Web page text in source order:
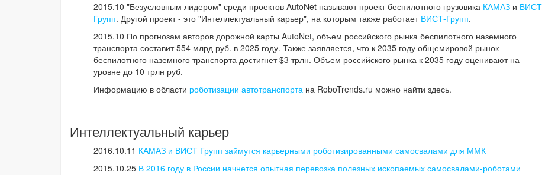
2015.10 "Безусловным лидером" среди проектов AutoNet называют проект беспилотного грузовика КАМАЗ и ВИСТ-
Групп. Другой проект - это "Интеллектуальный карьер", на которым также работает ВИСТ-Групп.
2015.10 По прогнозам авторов дорожной карты AutoNet, объем российского рынка беспилотного наземного
транспорта составит 554 млрд руб. в 2025 году. Также заявляется, что к 2035 году общемировой рынок
беспилотного наземного транспорта достигнет $3 трлн. Объем российского рынка к 2035 году оценивают на
уровне до 10 трлн руб.
Информацию в области роботизации автотранспорта на RoboTrends.ru можно найти здесь.
Интеллектуальный карьер
2016.10.11 КАМАЗ и ВИСТ Групп займутся карьерными роботизированными самосвалами для ММК
2015.10.25 В 2016 году в России начнется опытная перевозка полезных ископаемых самосвалами-роботами